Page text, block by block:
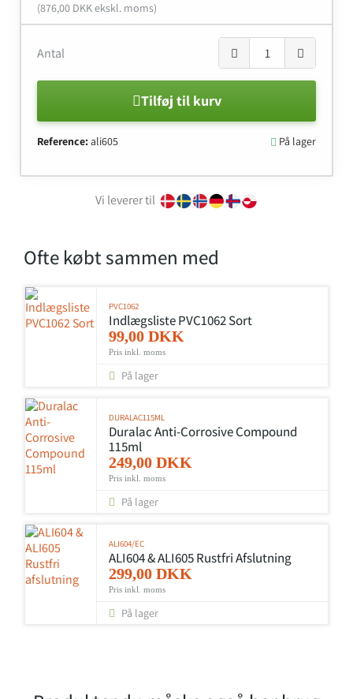
(876,00 DKK ekskl. moms)
Antal
Tilføj til kurv
Reference:ali605  På lager
Vi leverer til
Ofte købt sammen med
PVC1062
Indlægsliste PVC1062 Sort
99,00 DKK
Pris inkl. moms
På lager
DURALAC115ML
Duralac Anti-Corrosive Compound
115ml
249,00 DKK
Pris inkl. moms
På lager
ALI604/EC
ALI604 & ALI605 Rustfri Afslutning
299,00 DKK
Pris inkl. moms
På lager